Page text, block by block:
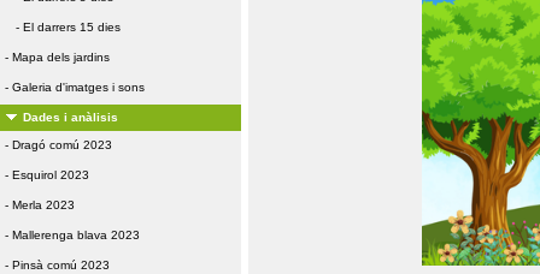
- El darrers 15 dies
- Mapa dels jardins
- Galeria d'imatges i sons
Dades i anàlisis
- Dragó comú 2023
- Esquirol 2023
- Merla 2023
- Mallerenga blava 2023
- Pinsà comú 2023